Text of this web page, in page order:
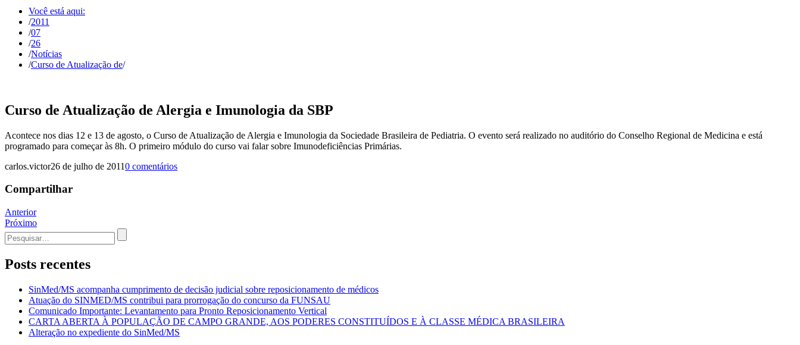
Você está aqui:
/2011
/07
/26
/Notícias
/Curso de Atualização de/
Curso de Atualização de Alergia e Imunologia da SBP
Acontece nos dias 12 e 13 de agosto, o Curso de Atualização de Alergia e Imunologia da Sociedade Brasileira de Pediatria. O evento será realizado no auditório do Conselho Regional de Medicina e está
programado para começar às 8h. O primeiro módulo do curso vai falar sobre Imunodeficiências Primárias.
carlos.victor26 de julho de 20110 comentários
Compartilhar
Navegação
de
Post
Anterior
Próximo
Procurar
por:
Posts recentes
SinMed/MS acompanha cumprimento de decisão judicial sobre reposicionamento de médicos
Atuação do SINMED/MS contribui para prorrogação do concurso da FUNSAU
Comunicado Importante: Levantamento para Pronto Reposicionamento Vertical
CARTA ABERTA À POPULAÇÃO DE CAMPO GRANDE, AOS PODERES CONSTITUÍDOS E À CLASSE MÉDICA BRASILEIRA
Alteração no expediente do SinMed/MS